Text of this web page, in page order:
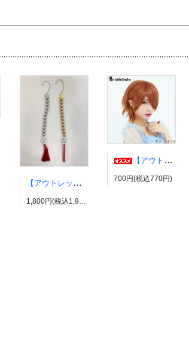
【アウトレット】有栖川帝統イヤーカフ ヒプノシスマイク風 ダイス だいす ヒプマイ
【アウトレット】コスプレウィッグ ブライトララ【展示品】
700円(税込770円)